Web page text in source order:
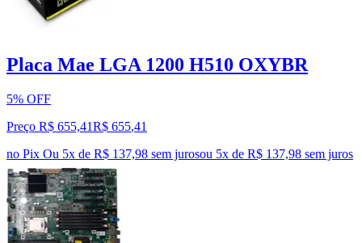
Placa Mae LGA 1200 H510 OXYBR
5% OFF
Preço R$ 655,41R$ 655,41
no Pix Ou 5x de R$ 137,98 sem jurosou 5x de R$ 137,98 sem juros